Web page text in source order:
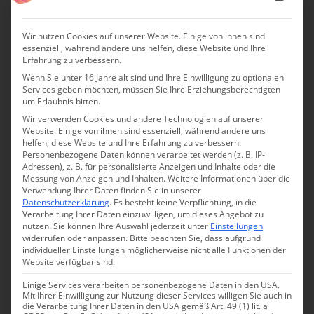
W-Lan, TV, Minibar, Safe, ¾-Pension mit
Frühstück, Mittagsmenü und fünfgängigem
Abendmenü, Quellwasser und Tees, Nutzung von
Saunagarten, Hallenbad und Schwimmteich,
tägliche Yoga- und Meditationseinheiten (im
Sommer zweimal täglich, im Winter einmal
täglich), Erholungs- und Kräutergarten,
Bademantel und Pantoffeln, Parkplatz, Skiraum
mit Skischuhwärmer, im Sommer: freie Nutzung
der Isskogelbahn Gerlos
In manchen Zimmern: Balkon, Kamin,
begehbarer Schrank
Gegen Gebühr: Ladestation für E-Autos, Garage,
Wir nutzen Cookies auf unserer Website. Einige von ihnen sind
essenziell, während andere uns helfen, diese Website und Ihre
Erfahrung zu verbessern.
Wenn Sie unter 16 Jahre alt sind und Ihre Einwilligung zu optionalen
Services geben möchten, müssen Sie Ihre Erziehungsberechtigten
um Erlaubnis bitten.
Wir verwenden Cookies und andere Technologien auf unserer
Website. Einige von ihnen sind essenziell, während andere uns
helfen, diese Website und Ihre Erfahrung zu verbessern.
Personenbezogene Daten können verarbeitet werden (z. B. IP-
Adressen), z. B. für personalisierte Anzeigen und Inhalte oder die
Messung von Anzeigen und Inhalten.Weitere Informationen über die
Verwendung Ihrer Daten finden Sie in unserer
Datenschutzerklärung. Es besteht keine Verpflichtung, in die
Verarbeitung Ihrer Daten einzuwilligen, um dieses Angebot zu
nutzen.Sie können Ihre Auswahl jederzeit unter Einstellungen
widerrufen oder anpassen. Bitte beachten Sie, dass aufgrund
individueller Einstellungen möglicherweise nicht alle Funktionen der
Website verfügbar sind.
Einige Services verarbeiten personenbezogene Daten in den USA.
Mit Ihrer Einwilligung zur Nutzung dieser Services willigen Sie auch in
die Verarbeitung Ihrer Daten in den USA gemäß Art. 49 (1) lit. a